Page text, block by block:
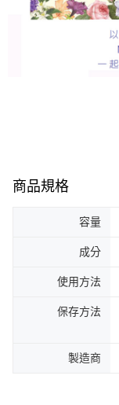
商品規格
容量
成分
使用方法
保存方法
製造商